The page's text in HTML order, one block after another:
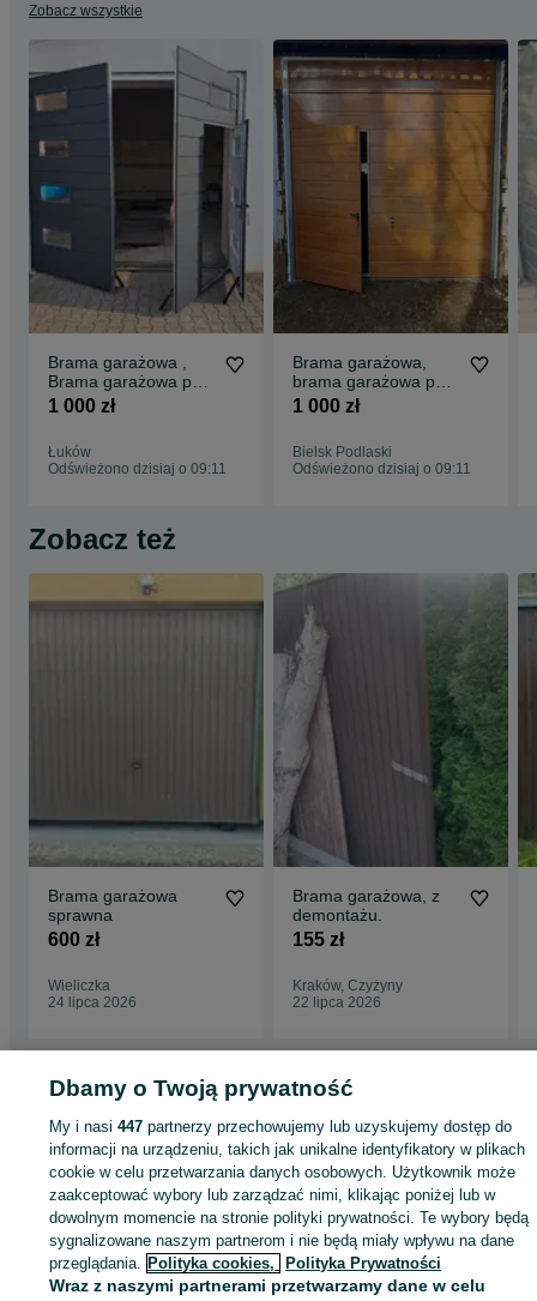
Zobacz wszystkie
Brama garażowa ,
Brama garażowa pod
wymiar , bramy
1 000 zł
Łuków
Odświeżono dzisiaj o 09:11
Brama garażowa,
brama garażowa pod
wymiar. Bramy
1 000 zł
Bielsk Podlaski
Odświeżono dzisiaj o 09:11
Zobacz też
Brama garażowa
sprawna
600 zł
Wieliczka
24 lipca 2026
Brama garażowa, z
demontażu.
155 zł
Kraków, Czyżyny
22 lipca 2026
garażowe - Małopolskie
Bramy garażowe - Bochnia
KATEGORIA
ID:654988360 Wyświetlenia:
Dbamy o Twoją prywatność
My i nasi447 partnerzy przechowujemy lub uzyskujemy dostęp do
informacji na urządzeniu, takich jak unikalne identyfikatory w plikach
cookie w celu przetwarzania danych osobowych. Użytkownik może
zaakceptować wybory lub zarządzać nimi, klikając poniżej lub w
dowolnym momencie na stronie polityki prywatności. Te wybory będą
sygnalizowane naszym partnerom i nie będą miały wpływu na dane
przeglądania. Polityka cookies, Polityka Prywatności
Wraz z naszymi partnerami przetwarzamy dane w celu